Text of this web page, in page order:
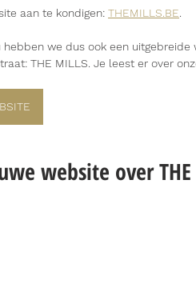
aan te kondigen: THEMILLS.BE.
hebben we dus ook een uitgebreide
THE MILLS. Je leest er over
website over THE